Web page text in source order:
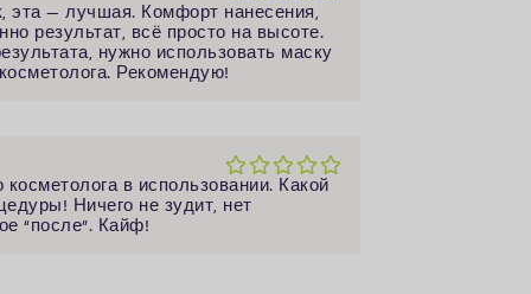
эта — лучшая. Комфорт нанесения,
результат, всё просто на высоте.
нужно использовать маску
Рекомендую!
в использовании. Какой
Ничего не зудит, нет
“после”. Кайф!